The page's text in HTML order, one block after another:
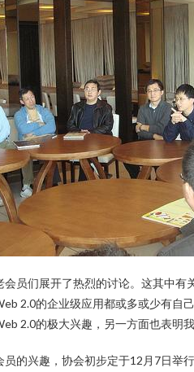
员们展开了热烈的讨论。这其中
2.0的企业级应用都或多或少有自
2.0的极大兴趣，另一方面也表明
的兴趣，协会初步定于12月7日举